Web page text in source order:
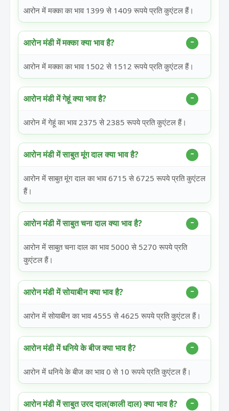
आरोन में मक्का का भाव 1399 से 1409 रूपये प्रति कुएंटल हैं।
आरोन मंडी में मक्का क्या भाव है?
आरोन में मक्का का भाव 1502 से 1512 रूपये प्रति कुएंटल हैं।
आरोन मंडी में गेहूं क्या भाव है?
आरोन में गेहूं का भाव 2375 से 2385 रूपये प्रति कुएंटल हैं।
आरोन मंडी में साबुत मूंग दाल क्या भाव है?
आरोन में साबुत मूंग दाल का भाव 6715 से 6725 रूपये प्रति कुएंटल
हैं।
आरोन मंडी में साबुत चना दाल क्या भाव है?
आरोन में साबुत चना दाल का भाव 5000 से 5270 रूपये प्रति
कुएंटल हैं।
आरोन मंडी में सोयाबीन क्या भाव है?
आरोन में सोयाबीन का भाव 4555 से 4625 रूपये प्रति कुएंटल हैं।
आरोन मंडी में धनिये के बीज क्या भाव है?
आरोन में धनिये के बीज का भाव 0 से 10 रूपये प्रति कुएंटल हैं।
आरोन मंडी में साबुत उरद दाल(काली दाल) क्या भाव है?